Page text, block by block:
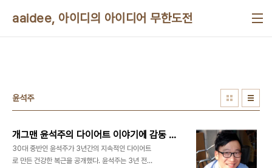
aaidee, 아이디의 아이디어 무한도전
윤석주
개그맨 윤석주의 다이어트 이야기에 감동 받았다
30대 중반인 윤석주가 3년간의 지속적인 다이어트
로 만든 건강한 복근을 공개했다. 윤석주는 3년 전